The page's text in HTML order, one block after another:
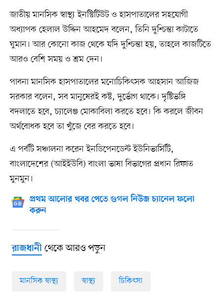
জাতীয় মানসিক স্বাস্থ্য ইনস্টিটিউট ও হাসপাতালের সহযোগী
অধ্যাপক হেলাল উদ্দিন আহমেদ বলেন, তিনি দুশ্চিন্তা কাটাতে
ঘুমান। আর কোনো কাজ থেকে যদি দুশ্চিন্তা হয়, তাহলে কাজটিতে
আরও বেশি সময় ও শ্রম দেন।
পাবনা মানসিক হাসপাতালের মনোচিকিৎসক আহসান আজিজ
সরকার বলেন, সব মানুষেরই কষ্ট, দুর্ভোগ থাকে। দৃষ্টিভঙ্গি
বদলাতে হবে, চ্যালেঞ্জ মোকাবিলা করতে হবে। কি করলে জীবন
অর্থবোধক হবে তা খুঁজে বের করতে হবে।
এ পর্বটি সঞ্চালনা করেন ইনডিপেনডেন্ট ইউনিভার্সিটি,
বাংলাদেশের (আইইউবি) বাংলা ভাষা বিভাগের প্রধান রিফাত
মুনমুন।
প্রথম আলোর খবর পেতে গুগল নিউজ চ্যানেল ফলো
করুন
রাজধানীথেকে আরও পড়ুন
মানসিক স্বাস্থ্য স্বাস্থ্য চিকিৎসা